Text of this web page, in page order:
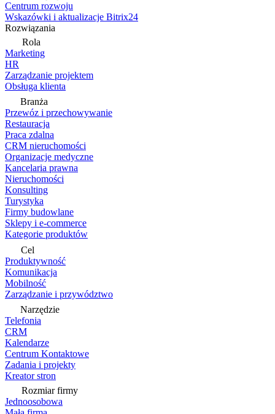
Centrum rozwoju
Wskazówki i aktualizacje Bitrix24
Rozwiązania
Rola
Marketing
HR
Zarządzanie projektem
Obsługa klienta
Branża
Przewóz i przechowywanie
Restauracja
Praca zdalna
CRM nieruchomości
Organizacje medyczne
Kancelaria prawna
Nieruchomości
Konsulting
Turystyka
Firmy budowlane
Sklepy i e-commerce
Kategorie produktów
Cel
Produktywność
Komunikacja
Mobilność
Zarządzanie i przywództwo
Narzędzie
Telefonia
CRM
Kalendarze
Centrum Kontaktowe
Zadania i projekty
Kreator stron
Rozmiar firmy
Jednoosobowa